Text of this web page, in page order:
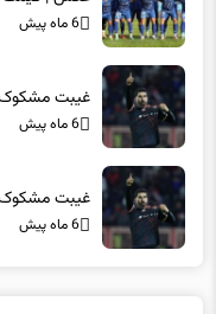
6 ماه پیش
غیبت
6 ماه پیش
غیبت
6 ماه پیش